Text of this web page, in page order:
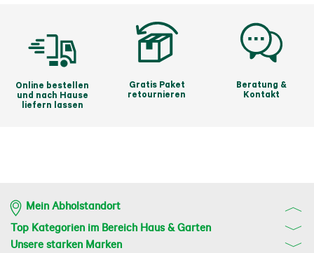
Online bestellen
und nach Hause
liefern lassen
Gratis Paket
retournieren
Beratung &
Kontakt
Mein Abholstandort
Top Kategorien im Bereich Haus & Garten
Unsere starken Marken